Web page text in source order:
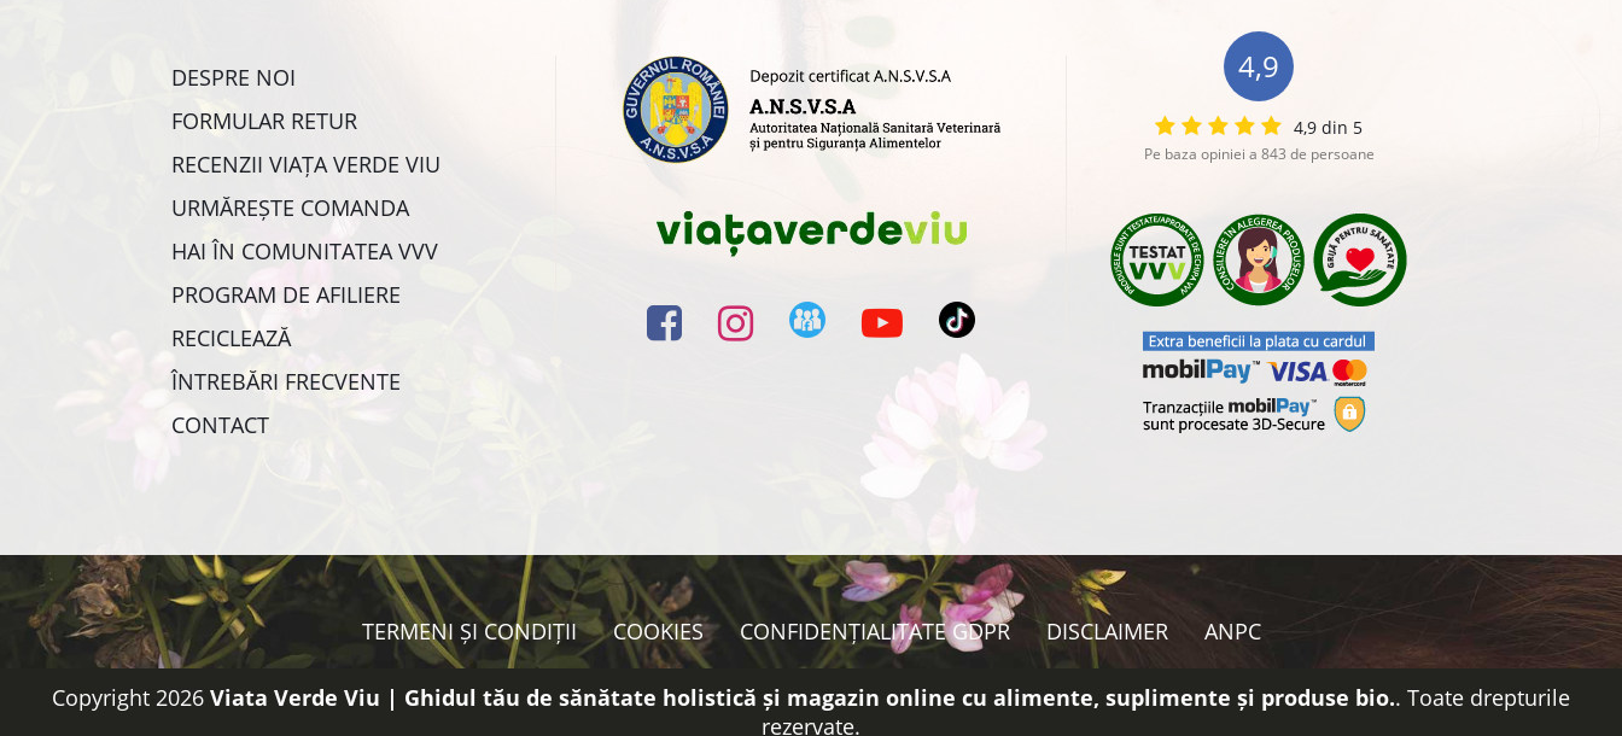
DESPRE NOI
FORMULAR RETUR
RECENZII VIAȚA VERDE VIU
URMĂREȘTE COMANDA
HAI ÎN COMUNITATEA VVV
PROGRAM DE AFILIERE
RECICLEAZĂ
ÎNTREBĂRI FRECVENTE
CONTACT
4,9
4,9 din 5
Pe baza opiniei a 843 de persoane
TERMENI ȘI CONDIȚII COOKIES CONFIDENȚIALITATE GDPR DISCLAIMER ANPC
Copyright 2026 Viata Verde Viu | Ghidul tău de sănătate holistică și magazin online cu alimente, suplimente și produse bio.. Toate drepturile
rezervate.